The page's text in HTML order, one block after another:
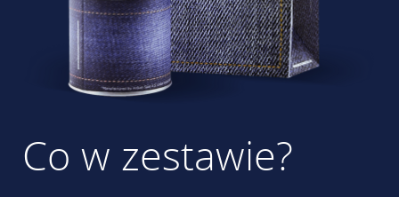
Co w zestawie?